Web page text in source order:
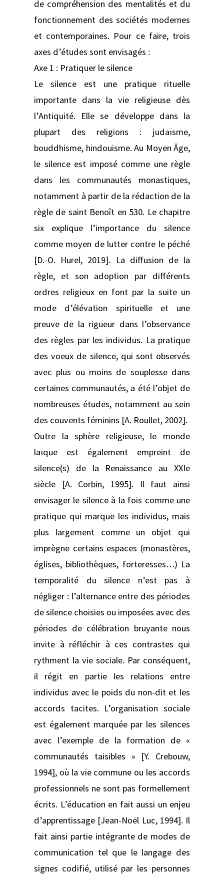
de compréhension des mentalités et du
fonctionnement des sociétés modernes
et contemporaines. Pour ce faire, trois
axes d’études sont envisagés :
Axe 1 : Pratiquer le silence
Le silence est une pratique rituelle
importante dans la vie religieuse dès
l’Antiquité. Elle se développe dans la
plupart des religions : judaïsme,
bouddhisme, hindouisme. Au Moyen Âge,
le silence est imposé comme une règle
dans les communautés monastiques,
notamment à partir de la rédaction de la
règle de saint Benoît en 530. Le chapitre
six explique l’importance du silence
comme moyen de lutter contre le péché
[D.-O. Hurel, 2019]. La diffusion de la
règle, et son adoption par différents
ordres religieux en font par la suite un
mode d’élévation spirituelle et une
preuve de la rigueur dans l’observance
des règles par les individus. La pratique
des voeux de silence, qui sont observés
avec plus ou moins de souplesse dans
certaines communautés, a été l’objet de
nombreuses études, notamment au sein
des couvents féminins [A. Roullet, 2002].
Outre la sphère religieuse, le monde
laïque est également empreint de
silence(s) de la Renaissance au XXIe
siècle [A. Corbin, 1995]. Il faut ainsi
envisager le silence à la fois comme une
pratique qui marque les individus, mais
plus largement comme un objet qui
imprègne certains espaces (monastères,
églises, bibliothèques, forteresses…) La
temporalité du silence n’est pas à
négliger : l’alternance entre des périodes
de silence choisies ou imposées avec des
périodes de célébration bruyante nous
invite à réfléchir à ces contrastes qui
rythment la vie sociale. Par conséquent,
il régit en partie les relations entre
individus avec le poids du non-dit et les
accords tacites. L’organisation sociale
est également marquée par les silences
avec l’exemple de la formation de «
communautés taisibles » [Y. Crebouw,
1994], où la vie commune ou les accords
professionnels ne sont pas formellement
écrits. L’éducation en fait aussi un enjeu
d’apprentissage [Jean-Noël Luc, 1994]. Il
fait ainsi partie intégrante de modes de
communication tel que le langage des
signes codifié, utilisé par les personnes